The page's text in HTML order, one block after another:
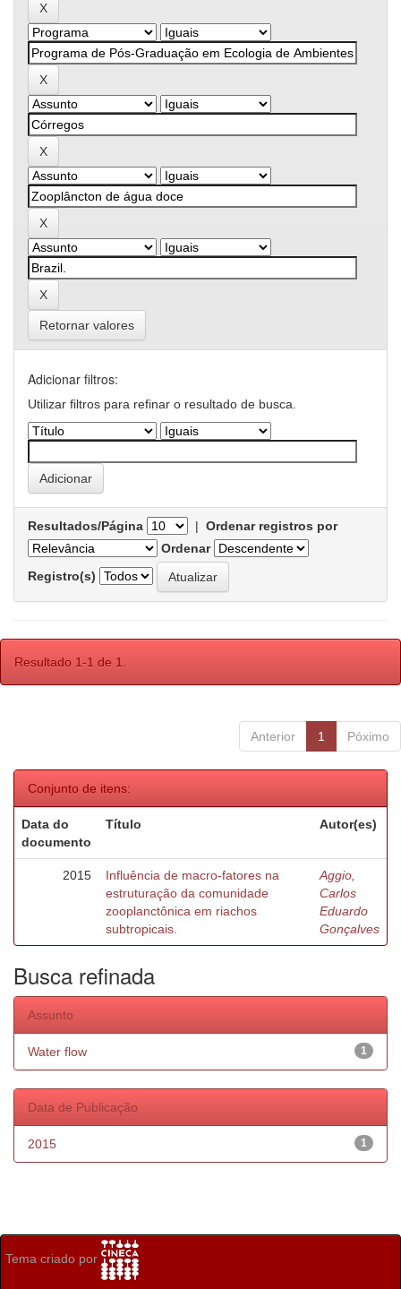
Retornar valores
Adicionar filtros:
Utilizar filtros para refinar o resultado de busca.
Resultados/Página | Ordenar registros por
Ordenar
Registro(s)
Resultado 1-1 de 1.
Anterior 1 Póximo
Conjunto de itens:
Data do
documento
Título Autor(es)
2015
Influência de macro-fatores na
estruturação da comunidade
zooplanctônica em riachos
subtropicais.
Aggio,
Carlos
Eduardo
Gonçalves
Busca refinada
Assunto
1
Water flow
Data de Publicação
1
2015
Tema criado por